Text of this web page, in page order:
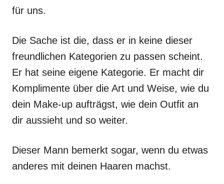
für uns.
Die Sache ist die, dass er in keine dieser
freundlichen Kategorien zu passen scheint.
Er hat seine eigene Kategorie. Er macht dir
Komplimente über die Art und Weise, wie du
dein Make-up aufträgst, wie dein Outfit an
dir aussieht und so weiter.
Dieser Mann bemerkt sogar, wenn du etwas
anderes mit deinen Haaren machst.